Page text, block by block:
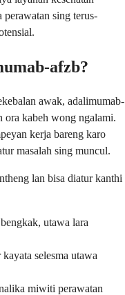
perawatan sing terus-
afzb?
awak, adalimumab-
ora kabeh wong ngalami.
kerja bareng karo
masalah sing muncul.
lan bisa diatur kanthi
utawa lara
selesma utawa
miwiti perawatan